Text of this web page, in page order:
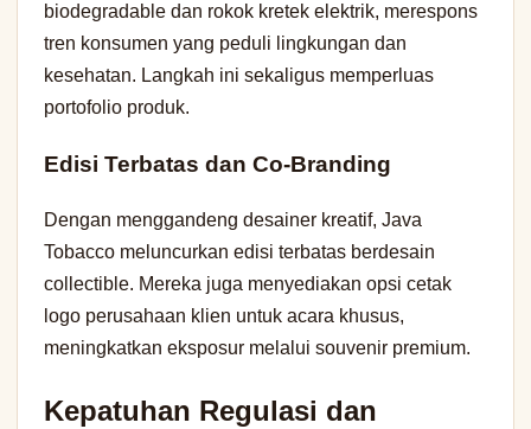
biodegradable dan rokok kretek elektrik, merespons
tren konsumen yang peduli lingkungan dan
kesehatan. Langkah ini sekaligus memperluas
portofolio produk.
Edisi Terbatas dan Co-Branding
Dengan menggandeng desainer kreatif, Java
Tobacco meluncurkan edisi terbatas berdesain
collectible. Mereka juga menyediakan opsi cetak
logo perusahaan klien untuk acara khusus,
meningkatkan eksposur melalui souvenir premium.
Kepatuhan Regulasi dan